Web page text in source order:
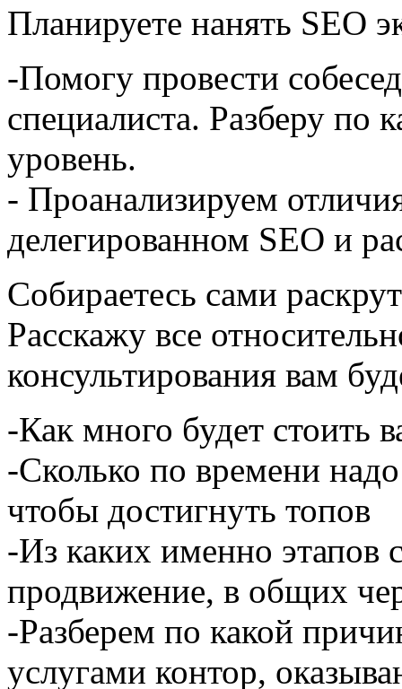
Планируете нанять SEO
-Помогу провести
специалиста. Разберу по
уровень.
- Проанализируем
делегированном SEO и
Собираетесь сами
Расскажу все
консультирования вам
-Как много будет стоить
-Сколько по времени надо
чтобы достигнуть топов
-Из каких именно этапов
продвижение, в общих
-Разберем по какой
услугами контор,